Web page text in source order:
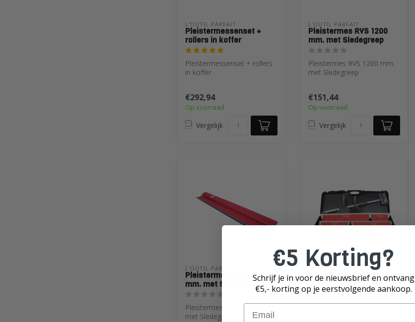
L'OUTIL PARFAIT
Pleistermessenset +
rollers in koffer
Pleistermessenset + rollers
in koffer
€292,94
Op voorraad
Vergelijk
L'OUTIL PARFAIT
Pleistermes RVS 1200
mm. met Sledegreep
Pleistermes RVS 1200 mm.
met Sledegreep
€151,44
Op voorraad
Vergelijk
L'OUTIL PARFAIT
Pleistermes RVS 1500
mm. met Sledegreep
Pleistermes RVS 1500 mm.
met Sledegreep
L'OUTIL PARFAIT
Pleistermessenset in
Koffer Type 80374
€5 Korting?
Schrijf je in voor de nieuwsbrief en ontvang
€5,- korting op je eerstvolgende aankoop.
Email